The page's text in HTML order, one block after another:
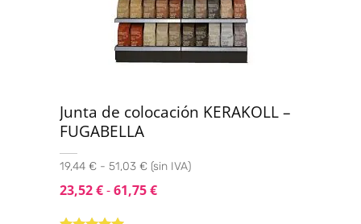
Junta de colocación KERAKOLL –
FUGABELLA
19,44 € - 51,03 € (sin IVA)
23,52€-61,75€